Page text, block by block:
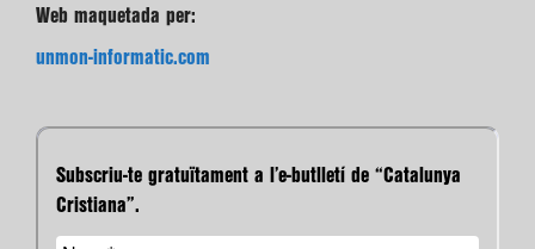
Web maquetada per:
unmon-informatic.com
Subscriu-te gratuïtament a l’e-butlletí de “Catalunya
Cristiana”.